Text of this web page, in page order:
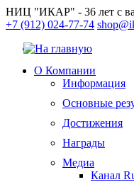
НИЦ "ИКАР" - 36 лет с
+7 (912) 024-77-74
О Компании
Информация
Основные
Достижения
Награды
Медиа
Канал